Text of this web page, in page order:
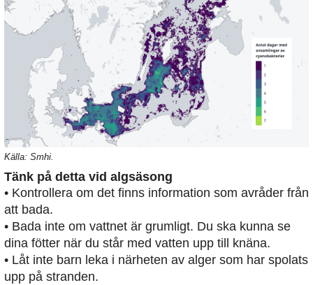
Källa: Smhi.
Tänk på detta vid algsäsong
• Kontrollera om det finns information som avråder från
att bada.
• Bada inte om vattnet är grumligt. Du ska kunna se
dina fötter när du står med vatten upp till knäna.
• Låt inte barn leka i närheten av alger som har spolats
upp på stranden.